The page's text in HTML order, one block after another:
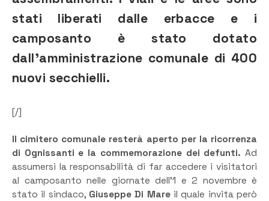
stati liberati dalle erbacce e i
camposanto è stato dotato
dall’amministrazione comunale di 400
nuovi secchielli.
[/]
Il cimitero comunale resterà aperto per la ricorrenza
di Ognissanti e la commemorazione dei defunti. Ad
assumersi la responsabilità di far accedere i visitatori
al camposanto nelle giornate dell’1 e 2 novembre è
stato il sindaco, Giuseppe Di Mareil quale invita però